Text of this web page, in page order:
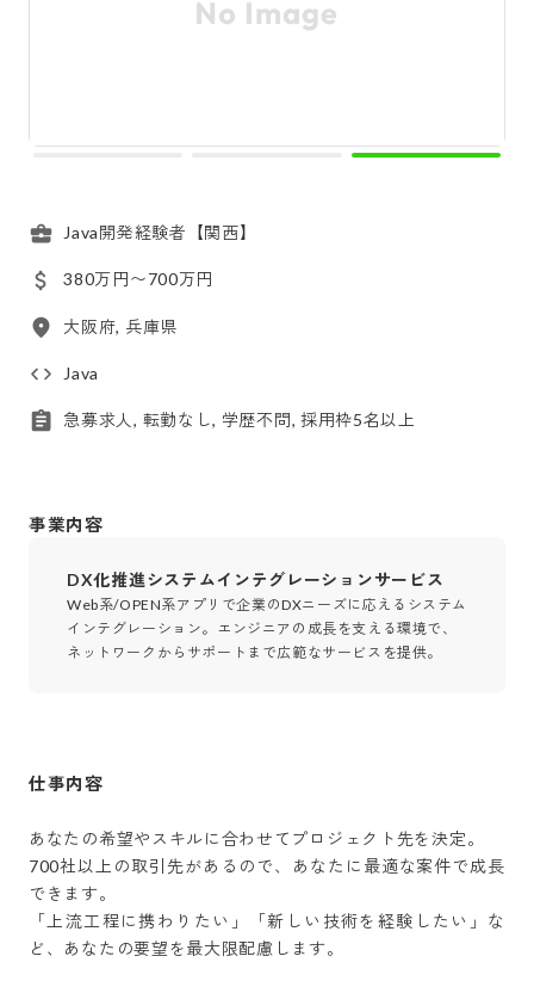
Java開発経験者【関西】
380万円〜700万円
大阪府, 兵庫県
Java
急募求人, 転勤なし, 学歴不問, 採用枠5名以上
事業内容
DX化推進システムインテグレーションサービス
Web系/OPEN系アプリで企業のDXニーズに応えるシステム
インテグレーション。エンジニアの成長を支える環境で、
ネットワークからサポートまで広範なサービスを提供。
仕事内容
あなたの希望やスキルに合わせてプロジェクト先を決定。
700社以上の取引先があるので、あなたに最適な案件で成長
できます。
「上流工程に携わりたい」「新しい技術を経験したい」な
ど、あなたの要望を最大限配慮します。